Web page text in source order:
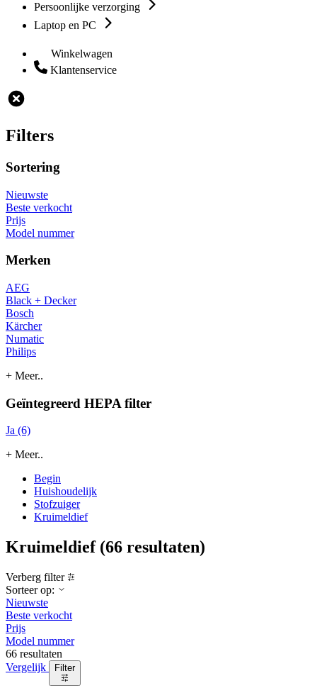
Persoonlijke verzorging
Laptop en PC
Winkelwagen
Klantenservice
Filters
Sortering
Nieuwste
Beste verkocht
Prijs
Model nummer
Merken
AEG
Black + Decker
Bosch
Kärcher
Numatic
Philips
+ Meer..
Geïntegreerd HEPA filter
Ja (6)
+ Meer..
Begin
Huishoudelijk
Stofzuiger
Kruimeldief
Kruimeldief(66 resultaten)
Verberg filter
Sorteer op:
Nieuwste
Beste verkocht
Prijs
Model nummer
66 resultaten
Vergelijk
Filter